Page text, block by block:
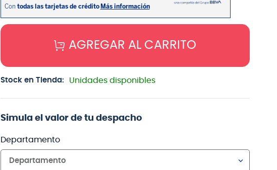
AGREGAR AL CARRITO
Stock en Tienda: Unidades disponibles
Simula el valor de tu despacho
Departamento
Departamento